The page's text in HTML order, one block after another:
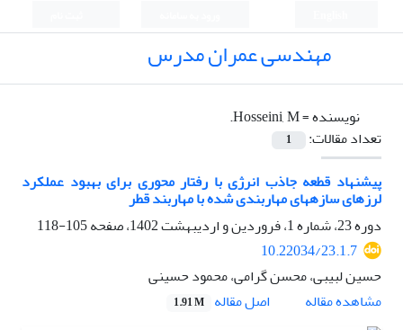
مهندسی عمران مدرس
نویسنده =Hosseini, M.
تعداد مقالات:
1
پیشنهاد قطعه جاذب انرژی با رفتار محوری برای بهبود عملکرد
لرزهای سازههای مهاربندی شده با مهاربند قطر
دوره 23، شماره 1، فروردین و اردیبهشت 1402، صفحه
105-118
10.22034/23.1.7
حسین لبیبی، محسن گرامی، محمود حسینی
مشاهده مقاله
اصل مقاله 1.91 M